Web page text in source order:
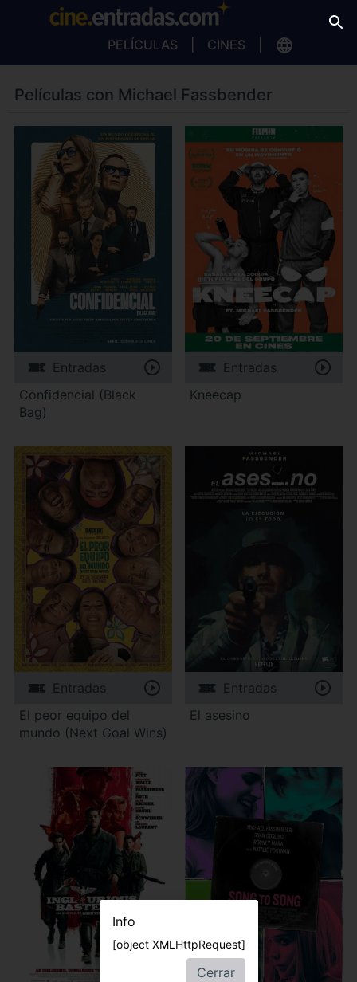
PELÍCULAS CINES
Películas con Michael Fassbender
Entradas
Confidencial (Black
Bag)
Entradas
Kneecap
Entradas
El peor equipo del
mundo (Next Goal Wins)
Entradas
El asesino
Info
[object XMLHttpRequest]
Cerrar